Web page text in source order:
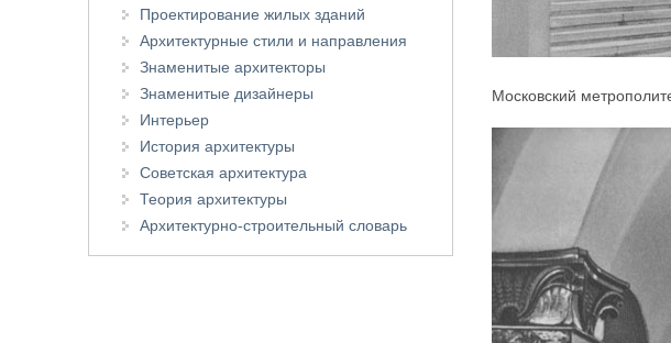
Московский
Проектирование жилых зданий
Архитектурные стили и направления
Знаменитые архитекторы
Знаменитые дизайнеры
Интерьер
История архитектуры
Советская архитектура
Теория архитектуры
Архитектурно-строительный словарь